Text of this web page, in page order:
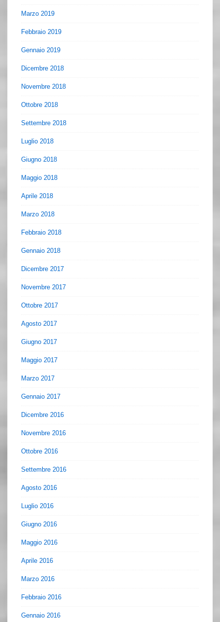
Marzo 2019
Febbraio 2019
Gennaio 2019
Dicembre 2018
Novembre 2018
Ottobre 2018
Settembre 2018
Luglio 2018
Giugno 2018
Maggio 2018
Aprile 2018
Marzo 2018
Febbraio 2018
Gennaio 2018
Dicembre 2017
Novembre 2017
Ottobre 2017
Agosto 2017
Giugno 2017
Maggio 2017
Marzo 2017
Gennaio 2017
Dicembre 2016
Novembre 2016
Ottobre 2016
Settembre 2016
Agosto 2016
Luglio 2016
Giugno 2016
Maggio 2016
Aprile 2016
Marzo 2016
Febbraio 2016
Gennaio 2016